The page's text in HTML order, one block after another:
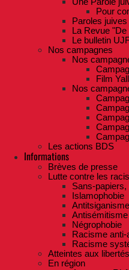
Pour
Paroles
La Revue
Le bulletin
Nos campagnes
Nos
Film
Nos
Les actions BDS
Informations
Brèves de presse
Lutte contre les
Sans-
Islamophobie
Antitsiganisme
Antisémitisme
Négrophobie
Racisme anti-
Racisme
Atteintes aux libertés
En région